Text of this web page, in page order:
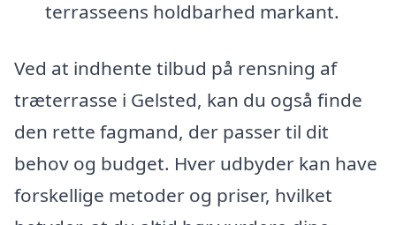
terrasseens holdbarhed markant.
Ved at indhente tilbud på rensning af
træterrasse i Gelsted, kan du også finde
den rette fagmand, der passer til dit
behov og budget. Hver udbyder kan have
forskellige metoder og priser, hvilket